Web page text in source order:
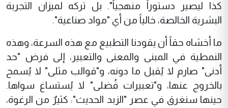
كذا ليصير دستوراً منهجياً". بل تركه لميزان التجربة
البشرية الخالصة، خالياً من أي "مواد صناعية".
ما أخشاه حقاً أن يقودنا التطبيع مع هذه السرعة، وهذه
النمطية في المبنى والمعنى والتعبير، إلى فرض "حد
أدنى" صارم لا يُقبل ما دونه، و"قوالب مثلى" لا يُسمح
بالخروج عنها، و"تعبيرات فُضلى" لا يُستساغ سواها.
حينها سنغرق في عصر "الزبد الحديث": كثيرٌ من الرغوة،